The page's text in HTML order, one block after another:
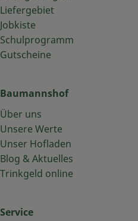
Liefergebiet
Jobkiste
Schulprogramm
Gutscheine
Baumannshof
Über uns
Unsere Werte
Unser Hofladen
Blog & Aktuelles
Trinkgeld online
Service